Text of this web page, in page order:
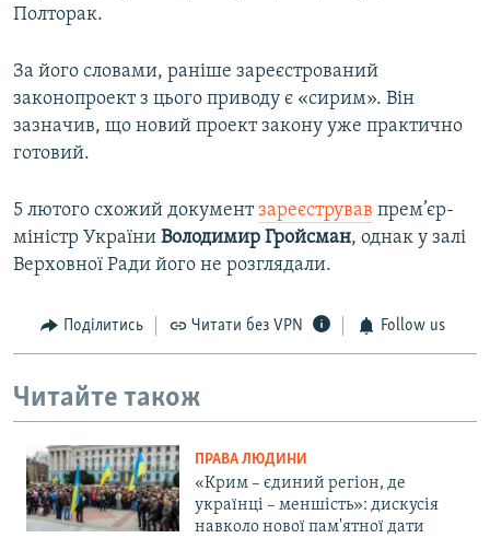
Полторак.
За його словами, раніше зареєстрований
законопроект з цього приводу є «сирим». Він
зазначив, що новий проект закону уже практично
готовий.
5 лютого схожий документзареєстрував прем’єр-
міністр України Володимир Гройсман, однак у залі
Верховної Ради його не розглядали.
Поділитись Читати без VPN Follow us
Читайте також
ПРАВА ЛЮДИНИ
«Крим – єдиний регіон, де
українці – меншість»: дискусія
навколо нової пам'ятної дати